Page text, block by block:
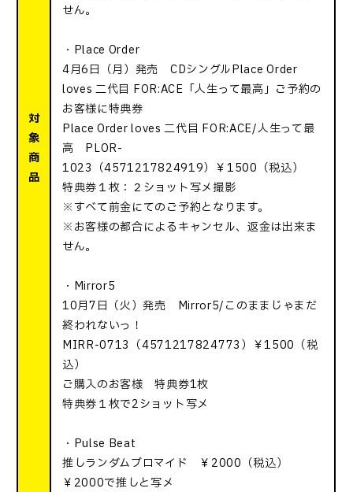
対
象
商
品
せん。
・Place Order
4月6日（月）発売 CDシングルPlace Order
loves 二代目 FOR:ACE「人生って最高」ご予約の
お客様に特典券
Place Order loves 二代目 FOR:ACE/人生って最
高 PLOR-
1023（4571217824919）￥1500（税込）
特典券１枚：２ショット写メ撮影
※すべて前金にてのご予約となります。
※お客様の都合によるキャンセル、返金は出来ま
せん。
・Mirror5
10月7日（火）発売 Mirror5/このままじゃまだ
終われないっ！
MIRR-0713（4571217824773）￥1500（税
込）
ご購入のお客様 特典券1枚
特典券１枚で2ショット写メ
・Pulse Beat
推しランダムブロマイド ￥2000（税込）
￥2000で推しと写メ